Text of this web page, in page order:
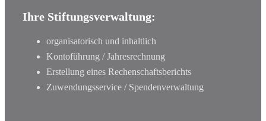
Ihre Stiftungsverwaltung:
organisatorisch und inhaltlich
Kontoführung / Jahresrechnung
Erstellung eines Rechenschaftsberichts
Zuwendungsservice / Spendenverwaltung